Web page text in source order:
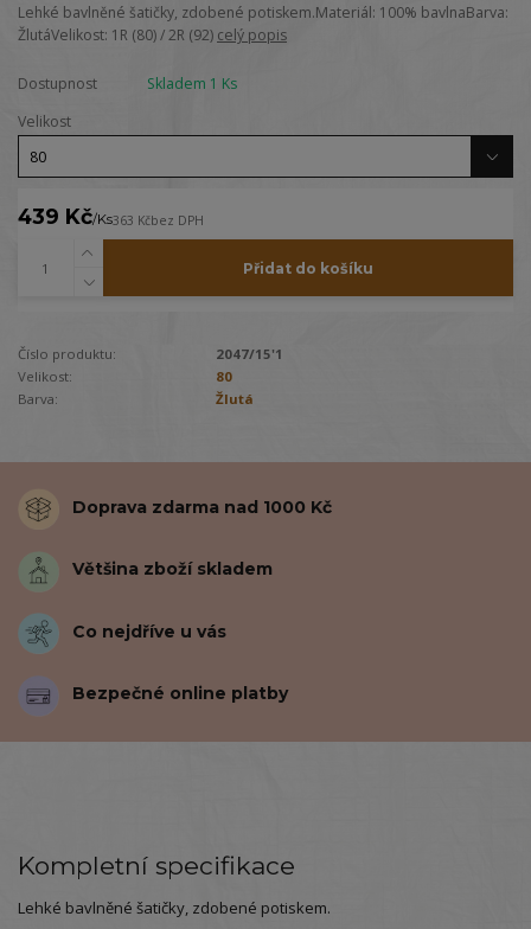
Lehké bavlněné šatičky, zdobené potiskem.Materiál: 100% bavlnaBarva:
ŽlutáVelikost: 1R (80) / 2R (92) celý popis
Dostupnost
Skladem 1 Ks
Velikost
439 Kč/Ks363 Kčbez DPH
Přidat do košíku
Číslo produktu:
2047/15'1
Velikost:
80
Barva:
Žlutá
Doprava zdarma nad 1000 Kč
Většina zboží skladem
Co nejdříve u vás
Bezpečné online platby
Kompletní specifikace
Lehké bavlněné šatičky, zdobené potiskem.